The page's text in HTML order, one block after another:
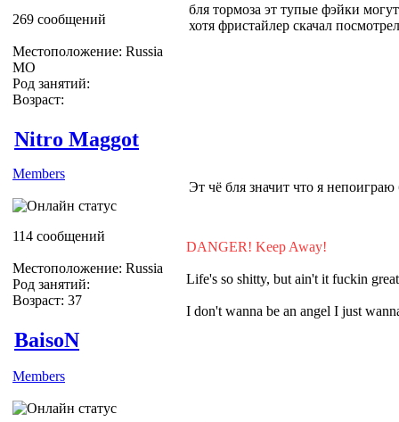
269 сообщений
Местоположение: Russia
МО
Род занятий:
Возраст:
бля тормоза эт тупые фэйки
хотя фристайлер скачал
Nitro Maggot
Members
114 сообщений
Местоположение: Russia
Род занятий:
Возраст: 37
Эт чё бля значит что я непоиграю
DANGER! Keep Away!
Life's so shitty, but ain't it fuckin
I don't wanna be an angel I just
BaisoN
Members